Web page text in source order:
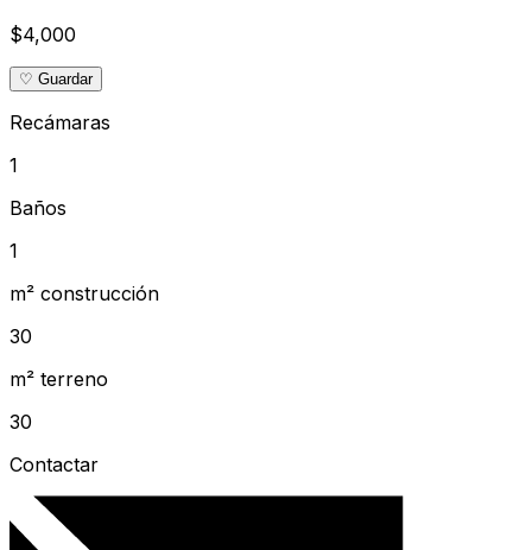
$4,000
♡ Guardar
Recámaras
1
Baños
1
m² construcción
30
m² terreno
30
Contactar